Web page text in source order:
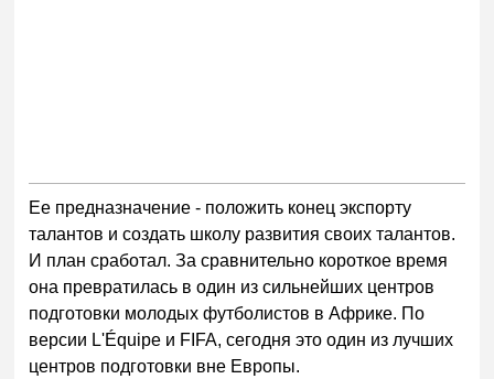
Ее предназначение - положить конец экспорту
талантов и создать школу развития своих талантов.
И план сработал. За сравнительно короткое время
она превратилась в один из сильнейших центров
подготовки молодых футболистов в Африке. По
версии L'Équipe и FIFA, сегодня это один из лучших
центров подготовки вне Европы.